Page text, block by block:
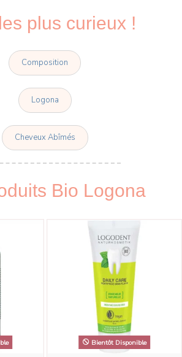
plus curieux !
Composition
Logona
Cheveux Abîmés
Bio Logona
Bientôt Disponible